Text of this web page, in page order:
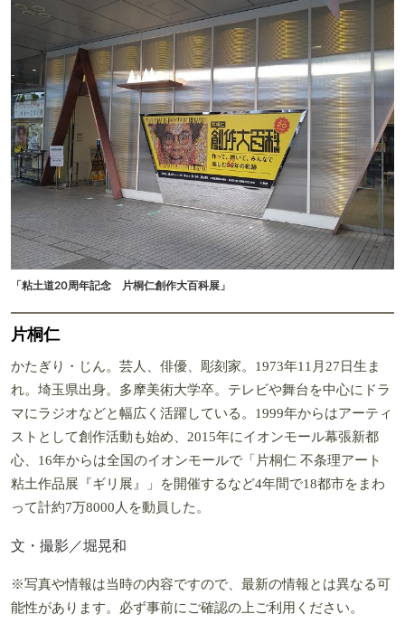
「粘土道20周年記念 片桐仁創作大百科展」
片桐仁
かたぎり・じん。芸人、俳優、彫刻家。1973年11月27日生ま
れ。埼玉県出身。多摩美術大学卒。テレビや舞台を中心にドラ
マにラジオなどと幅広く活躍している。1999年からはアーティ
ストとして創作活動も始め、2015年にイオンモール幕張新都
心、16年からは全国のイオンモールで「片桐仁 不条理アート
粘土作品展『ギリ展』」を開催するなど4年間で18都市をまわ
って計約7万8000人を動員した。
文・撮影／堀晃和
※写真や情報は当時の内容ですので、最新の情報とは異なる可
能性があります。必ず事前にご確認の上ご利用ください。